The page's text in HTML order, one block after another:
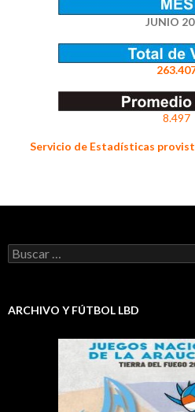
JUNIO
8.497
Servicio de Estadísticas
Buscar:
ARCHIVO Y FÚTBOL LBD